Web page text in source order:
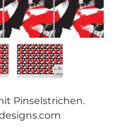
Pinselstrichen.